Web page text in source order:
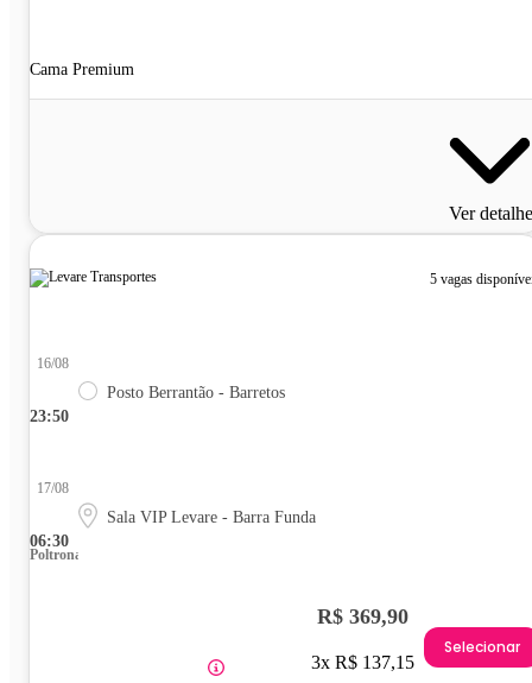
Cama Premium
Ver
5 vagas
23:50
16/08
Posto Berrantão - Barretos
06:30
17/08
Sala VIP Levare - Barra Funda
Poltrona
R$ 369,90
3x R$ 137,15
Selecionar